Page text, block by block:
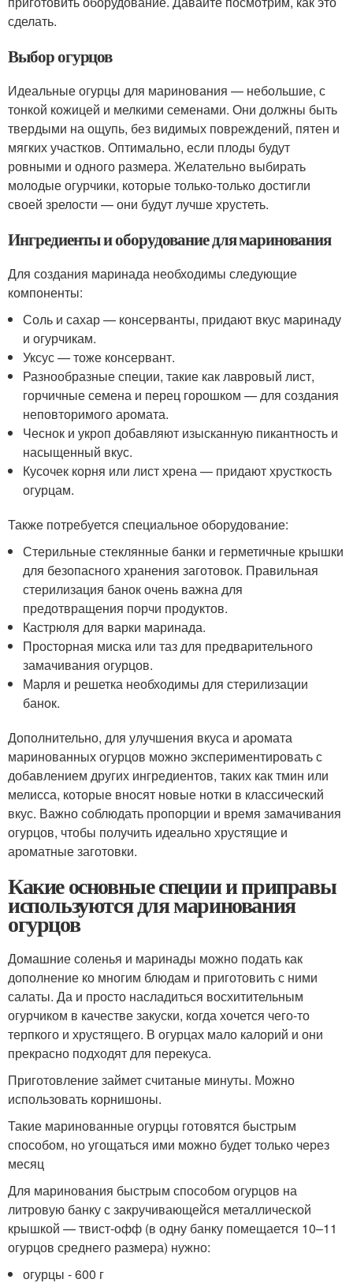
сделать.
Выбор огурцов
Идеальные огурцы для маринования — небольшие, с
тонкой кожицей и мелкими семенами. Они должны быть
твердыми на ощупь, без видимых повреждений, пятен и
мягких участков. Оптимально, если плоды будут
ровными и одного размера. Желательно выбирать
молодые огурчики, которые только-только достигли
своей зрелости — они будут лучше хрустеть.
Ингредиенты и оборудование для маринования
Для создания маринада необходимы следующие
компоненты:
Соль и сахар — консерванты, придают вкус маринаду
и огурчикам.
Уксус — тоже консервант.
Разнообразные специи, такие как лавровый лист,
горчичные семена и перец горошком — для создания
неповторимого аромата.
Чеснок и укроп добавляют изысканную пикантность и
насыщенный вкус.
Кусочек корня или лист хрена — придают хрусткость
огурцам.
Также потребуется специальное оборудование:
Стерильные стеклянные банки и герметичные крышки
для безопасного хранения заготовок. Правильная
стерилизация банок очень важна для
предотвращения порчи продуктов.
Кастрюля для варки маринада.
Просторная миска или таз для предварительного
замачивания огурцов.
Марля и решетка необходимы для стерилизации
банок.
Дополнительно, для улучшения вкуса и аромата
маринованных огурцов можно экспериментировать с
добавлением других ингредиентов, таких как тмин или
мелисса, которые вносят новые нотки в классический
вкус. Важно соблюдать пропорции и время замачивания
огурцов, чтобы получить идеально хрустящие и
ароматные заготовки.
Какие основные специи и приправы
используются для маринования
огурцов
Домашние соленья и маринады можно подать как
дополнение ко многим блюдам и приготовить с ними
салаты. Да и просто насладиться восхитительным
огурчиком в качестве закуски, когда хочется чего-то
терпкого и хрустящего. В огурцах мало калорий и они
прекрасно подходят для перекуса.
Приготовление займет считаные минуты. Можно
использовать корнишоны.
Такие маринованные огурцы готовятся быстрым
способом, но угощаться ими можно будет только через
месяц
Для маринования быстрым способом огурцов на
литровую банку с закручивающейся металлической
крышкой — твист-офф (в одну банку помещается 10–11
огурцов среднего размера) нужно:
огурцы - 600 г